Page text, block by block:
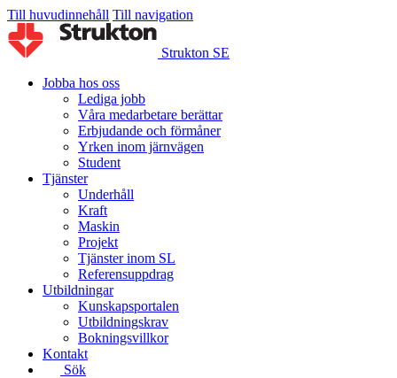
Till huvudinnehåll Till navigation
Strukton SE
Jobba hos oss
Lediga jobb
Våra medarbetare berättar
Erbjudande och förmåner
Yrken inom järnvägen
Student
Tjänster
Underhåll
Kraft
Maskin
Projekt
Tjänster inom SL
Referensuppdrag
Utbildningar
Kunskapsportalen
Utbildningskrav
Bokningsvillkor
Kontakt
Sök